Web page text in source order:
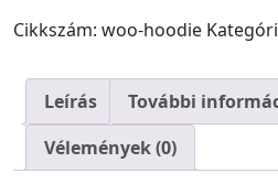
Cikkszám: woo-hoodie
Leírás
További
Vélemények (0)